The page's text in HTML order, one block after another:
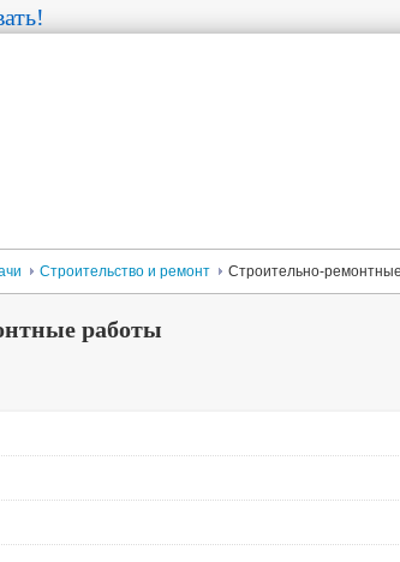
Строительство и ремонт Строительно-
работы